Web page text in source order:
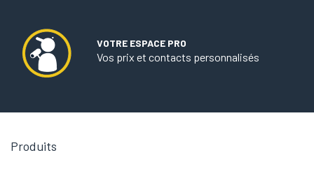
VOTRE ESPACE PRO
Vos prix et contacts personnalisés
Produits